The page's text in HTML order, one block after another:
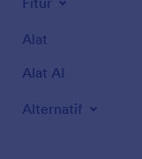
Alat
Alat AI
Alternatif